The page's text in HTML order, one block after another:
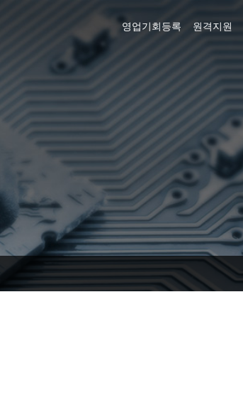
원격지원
영업기회등록